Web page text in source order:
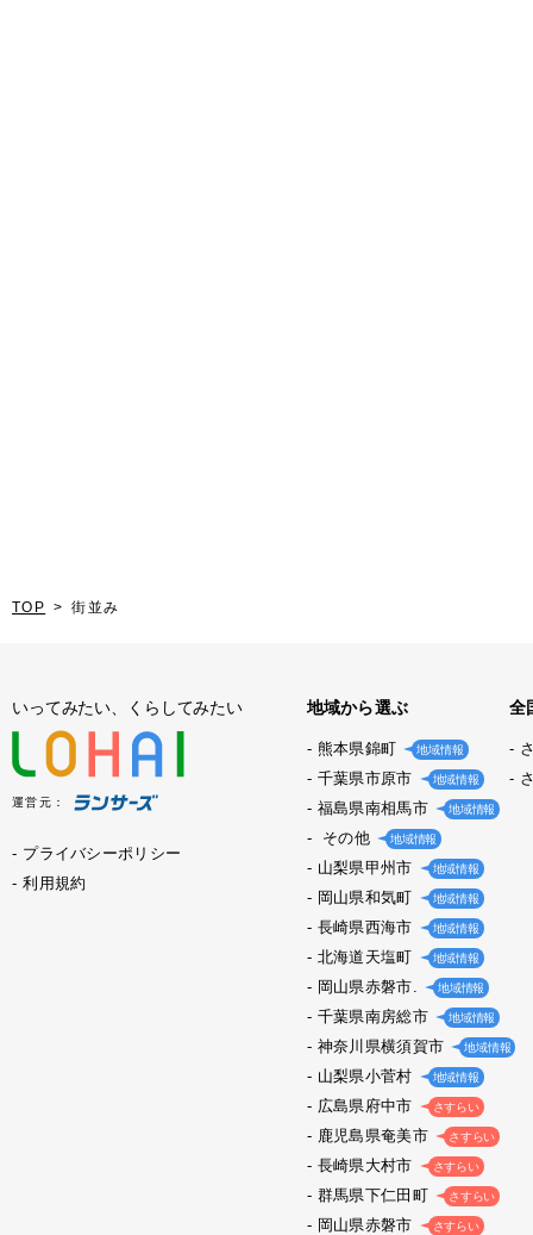
TOP 街並み
いってみたい、くらしてみたい
運営元：
プライバシーポリシー
利用規約
地域から選ぶ
熊本県錦町 地域情報
千葉県市原市 地域情報
福島県南相馬市 地域情報
その他 地域情報
山梨県甲州市 地域情報
岡山県和気町 地域情報
長崎県西海市 地域情報
北海道天塩町 地域情報
岡山県赤磐市. 地域情報
千葉県南房総市 地域情報
神奈川県横須賀市 地域情報
山梨県小菅村 地域情報
広島県府中市 さすらい
鹿児島県奄美市 さすらい
長崎県大村市 さすらい
群馬県下仁田町 さすらい
岡山県赤磐市 さすらい
全